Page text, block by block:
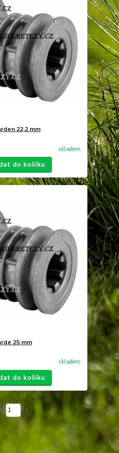
22,2 mm
skladem
do košíku
25 mm
skladem
do košíku
z 1